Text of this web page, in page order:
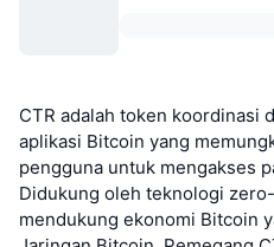
CTR adalah token koordinasi
aplikasi Bitcoin yang
pengguna untuk mengakses
Didukung oleh teknologi
mendukung ekonomi Bitcoin